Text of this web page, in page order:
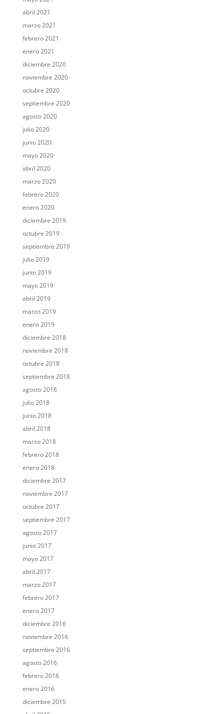
abril 2021
marzo 2021
febrero 2021
enero 2021
diciembre 2020
noviembre 2020
octubre 2020
septiembre 2020
agosto 2020
julio 2020
junio 2020
mayo 2020
abril 2020
marzo 2020
febrero 2020
enero 2020
diciembre 2019
octubre 2019
septiembre 2019
julio 2019
junio 2019
mayo 2019
abril 2019
marzo 2019
enero 2019
diciembre 2018
noviembre 2018
octubre 2018
septiembre 2018
agosto 2018
julio 2018
junio 2018
abril 2018
marzo 2018
febrero 2018
enero 2018
diciembre 2017
noviembre 2017
octubre 2017
septiembre 2017
agosto 2017
junio 2017
mayo 2017
abril 2017
marzo 2017
febrero 2017
enero 2017
diciembre 2016
noviembre 2016
septiembre 2016
agosto 2016
febrero 2016
enero 2016
diciembre 2015